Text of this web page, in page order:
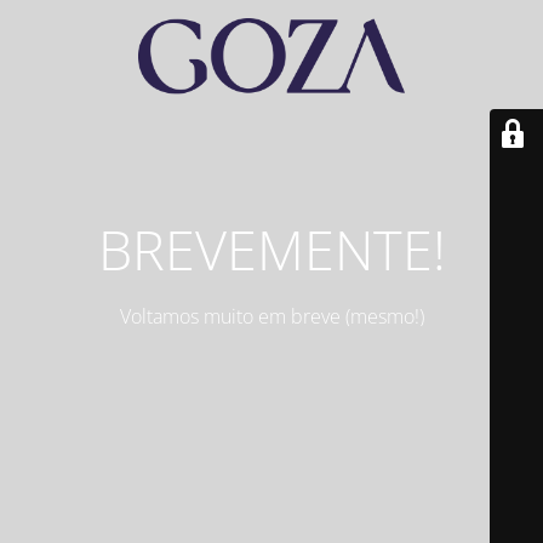
BREVEMENTE!
Voltamos muito em breve (mesmo!)